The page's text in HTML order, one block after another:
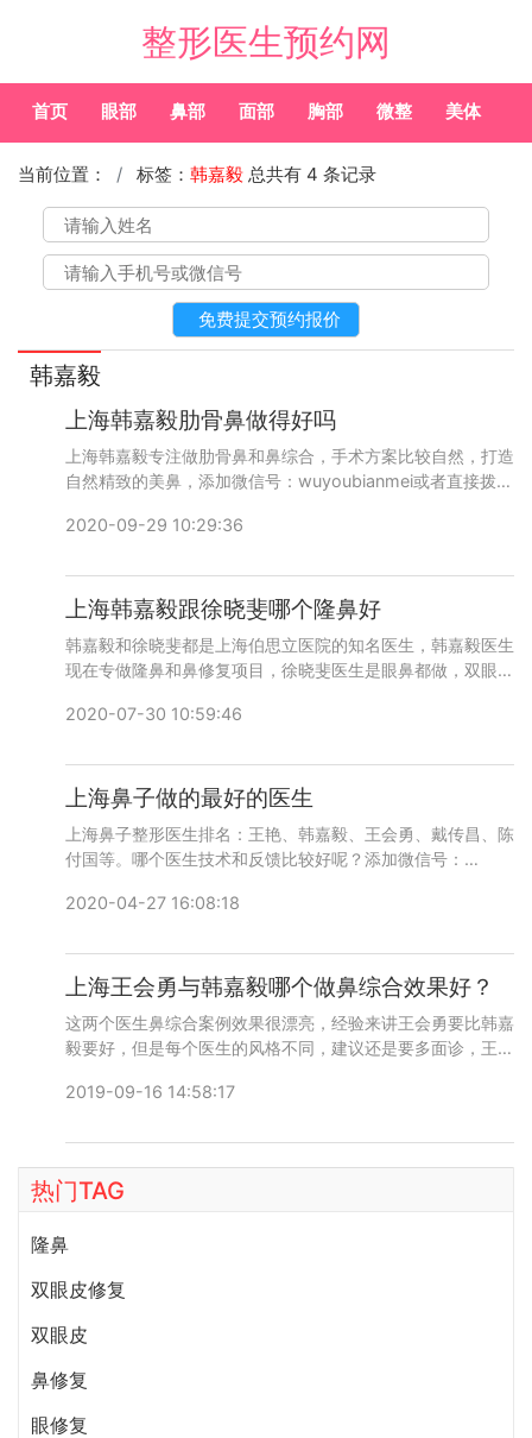
整形医生预约网
首页 眼部 鼻部 面部 胸部 微整 美体
当前位置： 标签： 韩嘉毅 总共有 4 条记录
韩嘉毅
上海韩嘉毅肋骨鼻做得好吗
上海韩嘉毅专注做肋骨鼻和鼻综合，手术方案比较自然，打造
自然精致的美鼻，添加微信号：wuyoubianmei或者直接拨打
2020-09-29 10:29:36
上海韩嘉毅跟徐晓斐哪个隆鼻好
韩嘉毅和徐晓斐都是上海伯思立医院的知名医生，韩嘉毅医生
现在专做隆鼻和鼻修复项目，徐晓斐医生是眼鼻都做，双眼皮
wuyoubianmei或者直接拨打400-616-6769，了解医生更
2020-07-30 10:59:46
上海鼻子做的最好的医生
上海鼻子整形医生排名：王艳、韩嘉毅、王会勇、戴传昌、陈
付国等。哪个医生技术和反馈比较好呢？添加微信号：
生口碑和案例。
2020-04-27 16:08:18
上海王会勇与韩嘉毅哪个做鼻综合效果好？
这两个医生鼻综合案例效果很漂亮，经验来讲王会勇要比韩嘉
毅要好，但是每个医生的风格不同，建议还是要多面诊，王会
看更多医生口碑和案例。
2019-09-16 14:58:17
热门TAG
隆鼻
双眼皮修复
双眼皮
鼻修复
眼修复